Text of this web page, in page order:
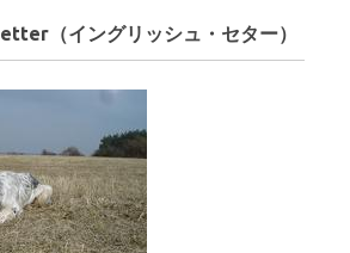
（イングリッシュ・セター）